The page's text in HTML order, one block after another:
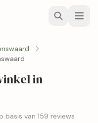
in
basis van 159 reviews